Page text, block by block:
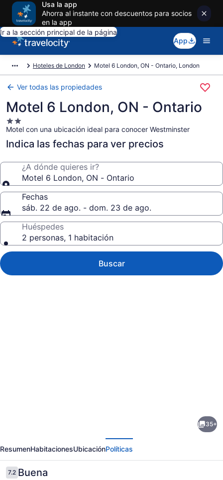
Usa la app
Ahorra al instante con descuentos para socios
en la app
Ir a la sección principal de la página
App
Hoteles de London Motel 6 London, ON - Ontario, London
Ver todas las propiedades
Motel 6 London, ON - Ontario
Propiedad
de
2.0
Motel con una ubicación ideal para conocer Westminster
Indica las fechas para ver precios
¿A dónde quieres ir?
Motel 6 London, ON - Ontario
Fechas
sáb. 22 de ago. - dom. 23 de ago.
Huéspedes
2 personas, 1 habitación
Buscar
6
London,
ON
35+
ResumenHabitacionesUbicaciónPolíticas
Opiniones
7.27.2 de 10,
Buena